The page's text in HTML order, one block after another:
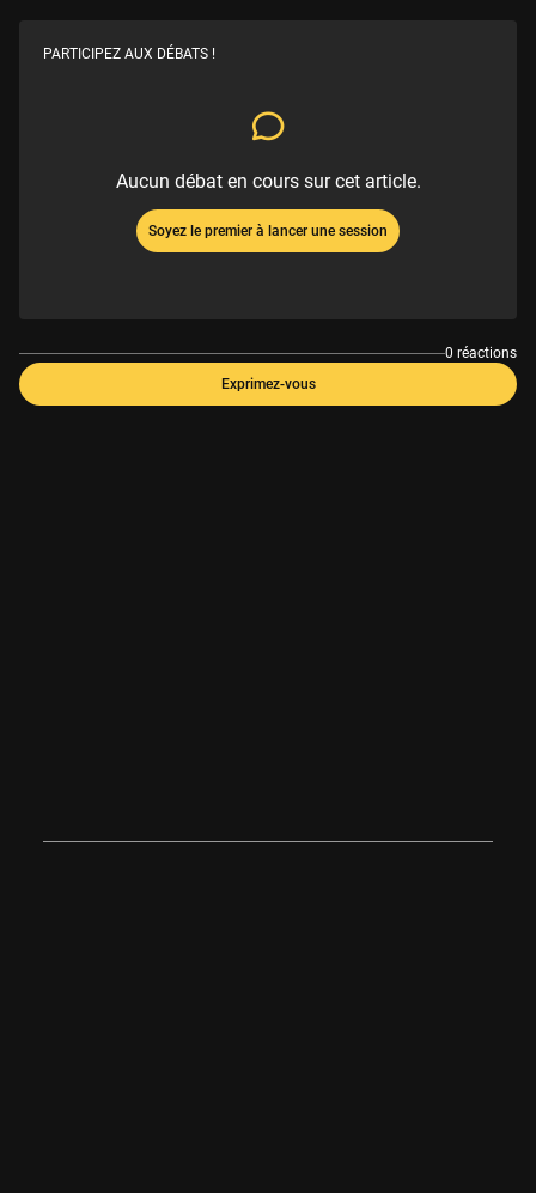
PARTICIPEZ AUX DÉBATS !
Aucun débat en cours sur cet article.
Soyez le premier à lancer une session
0 réactions
Exprimez-vous